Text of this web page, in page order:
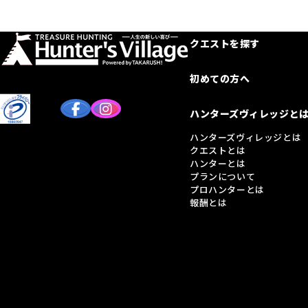
クエストを探す
初めての方へ
ハンターズヴィレッジと
ハンターズヴィレッジとは
クエストとは
ハンターとは
プランについて
プロハンターとは
報酬とは